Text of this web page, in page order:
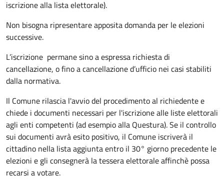
iscrizione alla lista elettorale).
Non bisogna ripresentare apposita domanda per le elezioni
successive.
L’iscrizione permane sino a espressa richiesta di
cancellazione, o fino a cancellazione d’ufficio nei casi stabiliti
dalla normativa.
Il Comune rilascia l'avvio del procedimento al richiedente e
chiede i documenti necessari per l'iscrizione alle liste elettorali
agli enti competenti (ad esempio alla Questura). Se il controllo
sui documenti avrà esito positivo, il Comune iscriverà il
cittadino nella lista aggiunta entro il 30° giorno precedente le
elezioni e gli consegnerà la tessera elettorale affinchè possa
recarsi a votare.